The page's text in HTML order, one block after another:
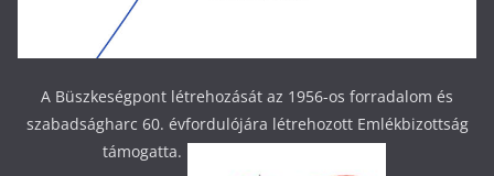
A Büszkeségpont létrehozását az 1956-os forradalom és
szabadságharc 60. évfordulójára létrehozott Emlékbizottság
támogatta.